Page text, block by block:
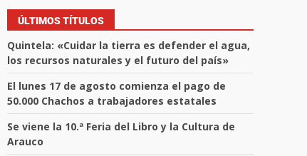
ÚLTIMOS TÍTULOS
Quintela: «Cuidar la tierra es defender el agua,
los recursos naturales y el futuro del país»
El lunes 17 de agosto comienza el pago de
50.000 Chachos a trabajadores estatales
Se viene la 10.ª Feria del Libro y la Cultura de
Arauco